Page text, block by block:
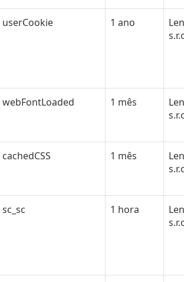
userCookie 1 ano
webFontLoaded 1 mês
cachedCSS 1 mês
sc_sc 1 hora